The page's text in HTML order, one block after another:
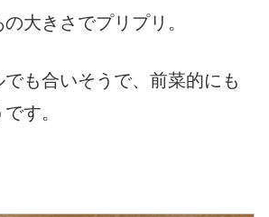
大きさでプリプリ。
も合いそうで、前菜的にも
す。